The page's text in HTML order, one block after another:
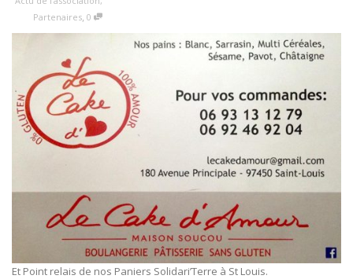
Partenaires, 0
Et Point relais de nos Paniers Solidari’Terre à St Louis.